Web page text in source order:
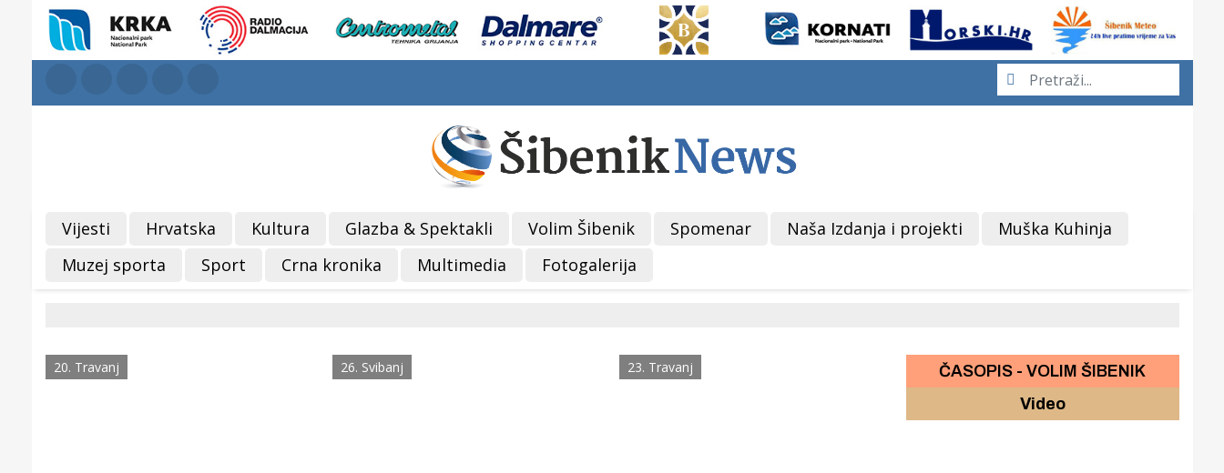
Vijesti Hrvatska Kultura Glazba & Spektakli Volim Šibenik Spomenar Naša Izdanja i projekti
Muška Kuhinja
Muzej sporta
Sport Crna kronika Multimedia Fotogalerija
20. Travanj 26. Svibanj 23. Travanj
ČASOPIS - VOLIM ŠIBENIK
Video